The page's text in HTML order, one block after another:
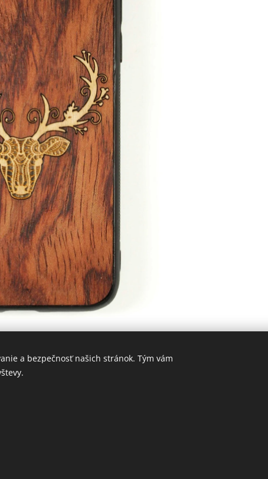
a bezpečnosť našich stránok. Tým vám